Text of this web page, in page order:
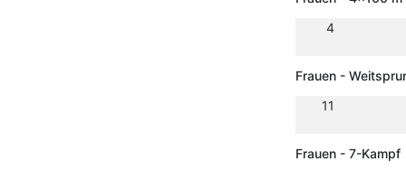
4
Frauen -
11
Frauen - 7-Kampf